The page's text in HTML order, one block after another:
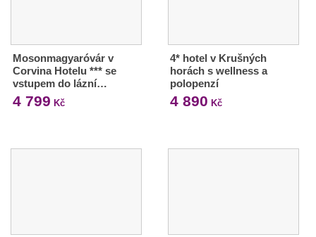
Mosonmagyaróvár v
Corvina Hotelu *** se
vstupem do lázní…
4 799 Kč
4* hotel v Krušných
horách s wellness a
polopenzí
4 890 Kč